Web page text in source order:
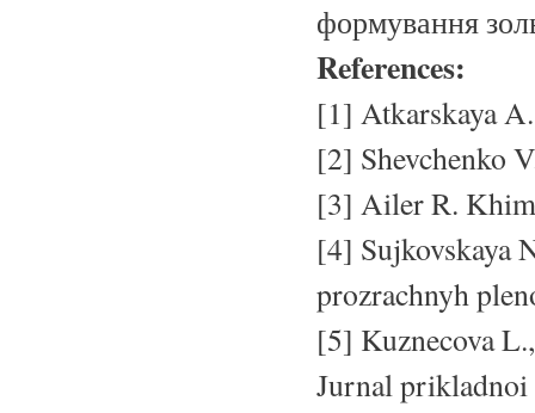
формування
References:
[1] Atkarskaya
[2] Shevchenko
[3] Ailer R.
[4] Sujkovskaya
prozrachnyh
[5] Kuznecova
Jurnal